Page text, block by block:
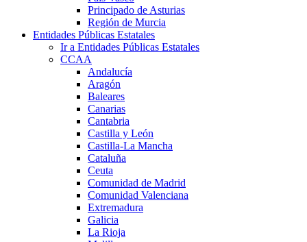
Principado de Asturias
Región de Murcia
Entidades Públicas Estatales
Ir a Entidades Públicas Estatales
CCAA
Andalucía
Aragón
Baleares
Canarias
Cantabria
Castilla y León
Castilla-La Mancha
Cataluña
Ceuta
Comunidad de Madrid
Comunidad Valenciana
Extremadura
Galicia
La Rioja